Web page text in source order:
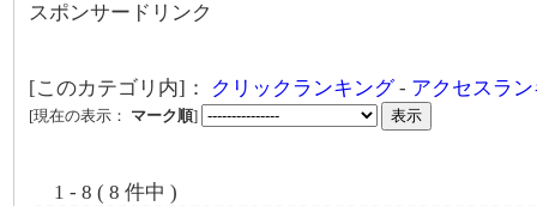
スポンサードリンク
[このカテゴリ内]： クリックランキング- アクセスラ
[現在の表示： マーク順]
1 - 8 ( 8 件中 )